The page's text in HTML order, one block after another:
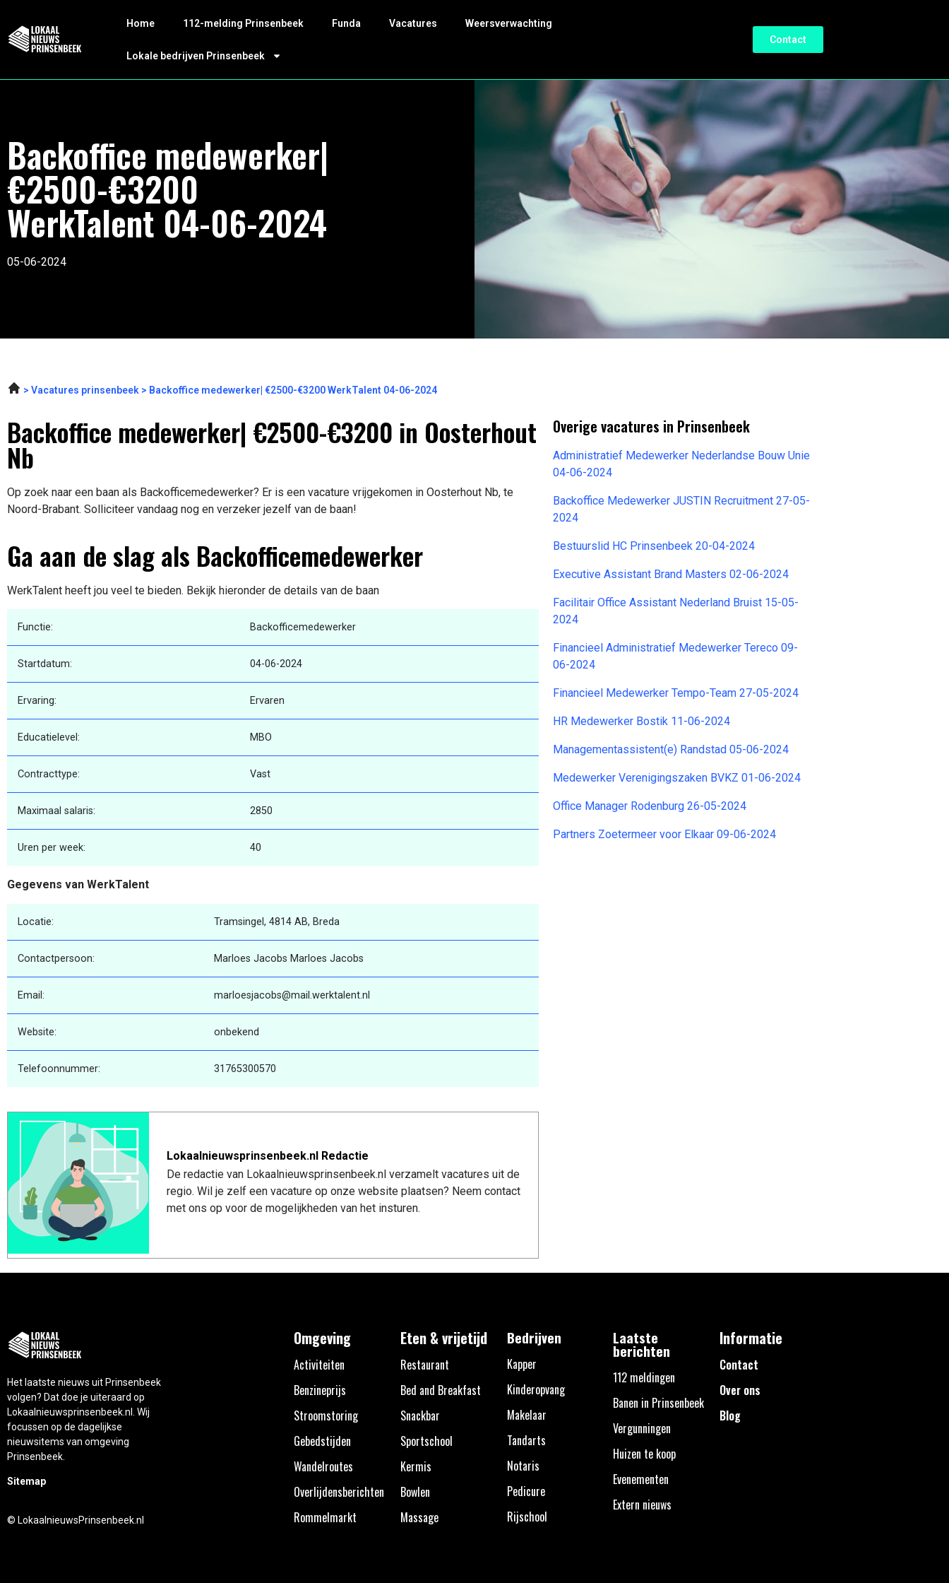
Home 112-melding Prinsenbeek Funda Vacatures Weersverwachting
Lokale bedrijven Prinsenbeek
Contact
Backoffice medewerker|
€2500-€3200
WerkTalent 04-06-2024
05-06-2024
Vacatures prinsenbeek Backoffice medewerker| €2500-€3200 WerkTalent 04-06-2024
Backoffice medewerker| €2500-€3200 in Oosterhout
Nb
Op zoek naar een baan als Backofficemedewerker? Er is een vacature vrijgekomen in Oosterhout Nb, te
Noord-Brabant. Solliciteer vandaag nog en verzeker jezelf van de baan!
Ga aan de slag als Backofficemedewerker
WerkTalent heeft jou veel te bieden. Bekijk hieronder de details van de baan
Functie: Backofficemedewerker
Startdatum: 04-06-2024
Ervaring: Ervaren
Educatielevel: MBO
Contracttype: Vast
Maximaal salaris: 2850
Uren per week: 40
Gegevens van WerkTalent
Locatie: Tramsingel, 4814 AB, Breda
Contactpersoon: Marloes Jacobs Marloes Jacobs
Email: marloesjacobs@mail.werktalent.nl
Website: onbekend
Telefoonnummer: 31765300570
Lokaalnieuwsprinsenbeek.nl Redactie
De redactie van Lokaalnieuwsprinsenbeek.nl verzamelt vacatures uit de
regio. Wil je zelf een vacature op onze website plaatsen? Neem contact
met ons op voor de mogelijkheden van het insturen.
Overige vacatures in Prinsenbeek
Administratief Medewerker Nederlandse Bouw Unie
04-06-2024
Backoffice Medewerker JUSTIN Recruitment 27-05-
2024
Bestuurslid HC Prinsenbeek 20-04-2024
Executive Assistant Brand Masters 02-06-2024
Facilitair Office Assistant Nederland Bruist 15-05-
2024
Financieel Administratief Medewerker Tereco 09-
06-2024
Financieel Medewerker Tempo-Team 27-05-2024
HR Medewerker Bostik 11-06-2024
Managementassistent(e) Randstad 05-06-2024
Medewerker Verenigingszaken BVKZ 01-06-2024
Office Manager Rodenburg 26-05-2024
Partners Zoetermeer voor Elkaar 09-06-2024
Het laatste nieuws uit Prinsenbeek
volgen? Dat doe je uiteraard op
Lokaalnieuwsprinsenbeek.nl. Wij
focussen op de dagelijkse
nieuwsitems van omgeving
Prinsenbeek.
Sitemap
© LokaalnieuwsPrinsenbeek.nl
Omgeving
Activiteiten
Benzineprijs
Stroomstoring
Gebedstijden
Wandelroutes
Overlijdensberichten
Rommelmarkt
Eten & vrijetijd
Restaurant
Bed and Breakfast
Snackbar
Sportschool
Kermis
Bowlen
Massage
Bedrijven
Kapper
Kinderopvang
Makelaar
Tandarts
Notaris
Pedicure
Rijschool
Laatste
berichten
112 meldingen
Banen in Prinsenbeek
Vergunningen
Huizen te koop
Evenementen
Extern nieuws
Informatie
Contact
Over ons
Blog